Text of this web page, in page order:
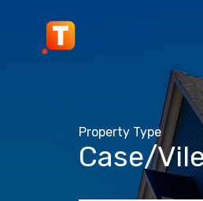
Property Type
Case/